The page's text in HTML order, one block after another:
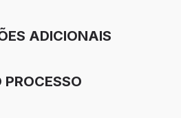
ADICIONAIS
PROCESSO